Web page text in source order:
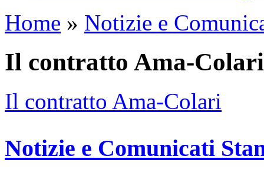
Home » Notizie e
Il contratto Ama-Colari
Il contratto Ama-Colari
Notizie e Comunicati